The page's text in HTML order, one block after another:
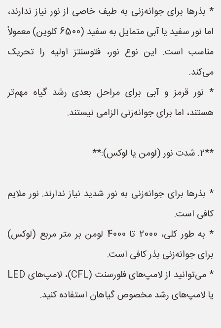
* بذرها برای جوانه‌زنی به طیف خاصی از نور نیاز ندارند،
اما نور سفید یا آبی متمایل به سفید (6500 کلوین) معمولاً
مناسب است. این نوع نور، فتوسنتز اولیه را تحریک
می‌کند.
* نور قرمز و آبی برای مراحل بعدی رشد گیاه مهم‌تر
هستند، اما برای جوانه‌زنی الزامی نیستند.
**2. شدت نور (لومن یا لوکس):**
* بذرها برای جوانه‌زنی به نور شدید نیاز ندارند. نور ملایم
کافی است.
* به طور کلی، 2000 تا 4000 لومن بر متر مربع (لوکس)
برای جوانه‌زنی بذر کافی است.
* می‌توانید از لامپ‌های فلورسنت (CFL)، لامپ‌های LED
یا لامپ‌های رشد مخصوص گیاهان استفاده کنید.